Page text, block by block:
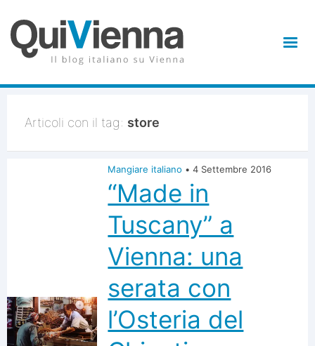
Articoli con il tag: store
Mangiare italiano • 4 Settembre 2016
“Made in
Tuscany” a
Vienna: una
serata con
l’Osteria del